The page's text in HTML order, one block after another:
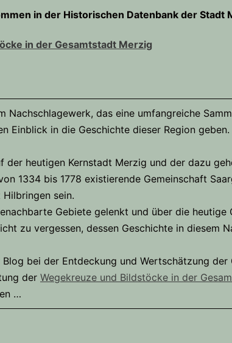
in der Historischen Datenbank der Stadt
in der Gesamtstadt Merzig
Nachschlagewerk, das eine umfangreiche
Einblick in die Geschichte dieser Region geben.
der heutigen Kernstadt Merzig und der dazu
1334 bis 1778 existierende Gemeinschaft
sein.
Gebiete gelenkt und über die heutige
zu vergessen, dessen Geschichte in diesem
bei der Entdeckung und Wertschätzung
der Wegekreuze und Bildstöcke in der
…